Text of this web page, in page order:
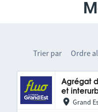
Trier par Ordre
Agrégat
et
Grand